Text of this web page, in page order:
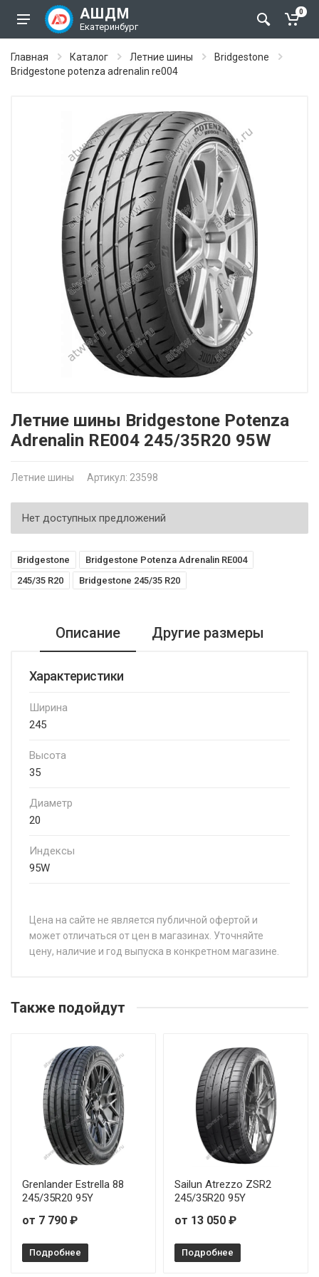
АШДМ
Екатеринбург
0
Главная Каталог Летние шины
Bridgestone
Bridgestone potenza adrenalin re004
Летние шины Bridgestone Potenza
Adrenalin RE004 245/35R20 95W
Летние шины Артикул: 23598
Нет доступных предложений
Bridgestone
Bridgestone Potenza Adrenalin RE004
245/35 R20
Bridgestone 245/35 R20
Описание Другие размеры
Характеристики
Ширина
245
Высота
35
Диаметр
20
Индексы
95W
Цена на сайте не является публичной офертой и
может отличаться от цен в магазинах. Уточняйте
цену, наличие и год выпуска в конкретном магазине.
Bridgestone Potenza Adrenalin RE004 215/45R18 93W
Bridgestone Potenza Adrenalin RE004 215/55R17 94W
Bridgestone Potenza Adrenalin RE004 225/50R17 98W
Bridgestone Potenza Adrenalin RE004 225/55R17 101W
Bridgestone Potenza Adrenalin RE004 235/35R19 91W
Bridgestone Potenza Adrenalin RE004 235/40R18 95W
Также подойдут
Grenlander Estrella 88
245/35R20 95Y
от 7 790 ₽
Подробнее
Sailun Atrezzo ZSR2
245/35R20 95Y
от 13 050 ₽
Подробнее